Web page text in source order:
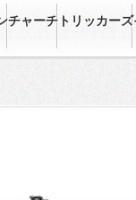
チャーチ トリッカーズ